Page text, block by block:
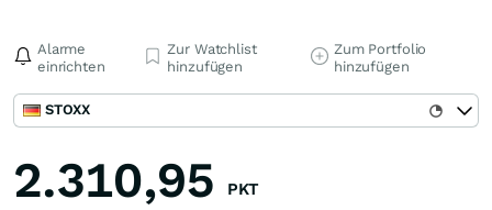
Alarme
einrichten
Zur Watchlist
hinzufügen
Zum Portfolio
hinzufügen
STOXX
2.310,95 PKT